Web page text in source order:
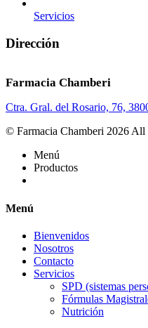
Servicios
Dirección
Farmacia Chamberi
Ctra. Gral. del Rosario, 76,
© Farmacia Chamberi 2026 All
Menú
Productos
Menú
Bienvenidos
Nosotros
Contacto
Servicios
SPD (sistemas
Fórmulas
Nutrición